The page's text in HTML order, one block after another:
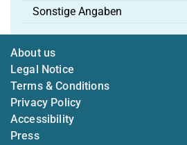
Sonstige Angaben
About us
Legal Notice
Terms & Conditions
Privacy Policy
Accessibility
Press